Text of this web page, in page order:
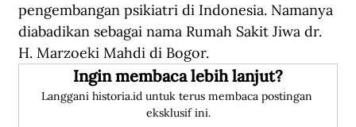
pengembangan psikiatri di Indonesia. Namanya
diabadikan sebagai nama Rumah Sakit Jiwa dr.
H. Marzoeki Mahdi di Bogor.
Ingin membaca lebih lanjut?
Langgani historia.id untuk terus membaca postingan
eksklusif ini.